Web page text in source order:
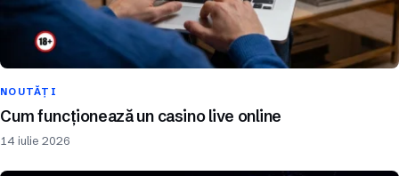
NOUTĂȚI
Cum funcționează un casino live online
14 iulie 2026